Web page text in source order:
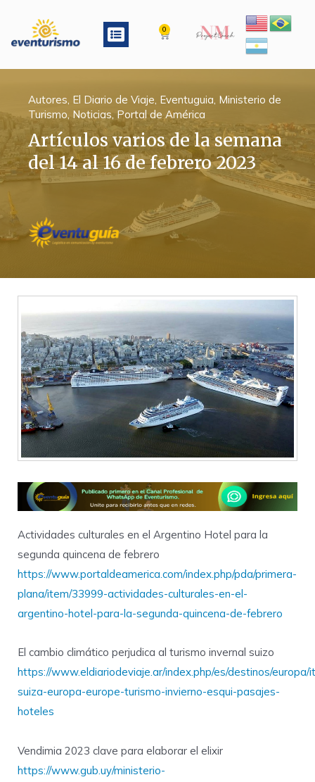
contenido
Menu 0 Cart
Autores, El Diario de Viaje, Eventuguia, Ministerio de
Turismo, Noticias, Portal de América
Artículos varios de la semana
del 14 al 16 de febrero 2023
Actividades culturales en el Argentino Hotel para la
segunda quincena de febrero
https://www.portaldeamerica.com/index.php/pda/primera-
plana/item/33999-actividades-culturales-en-el-
argentino-hotel-para-la-segunda-quincena-de-febrero
El cambio climático perjudica al turismo invernal suizo
https://www.eldiariodeviaje.ar/index.php/es/destinos/europa/
suiza-europa-europe-turismo-invierno-esqui-pasajes-
hoteles
Vendimia 2023 clave para elaborar el elixir
https://www.gub.uy/ministerio-